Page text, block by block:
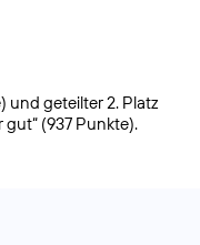
und geteilter 2. Platz
gut“ (937 Punkte).